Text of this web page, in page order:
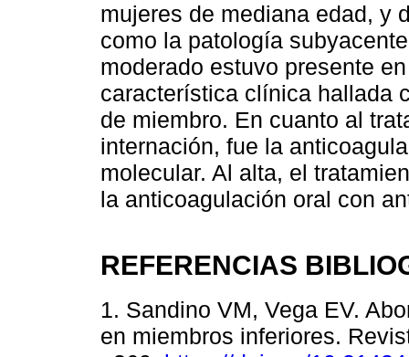
mujeres de mediana edad, y
como la patología
moderado estuvo presente
característica clínica hallada
de miembro. En cuanto al
internación, fue la
molecular. Al alta, el
la anticoagulación oral con
REFERENCIAS
1. Sandino VM, Vega EV.
en miembros inferiores.